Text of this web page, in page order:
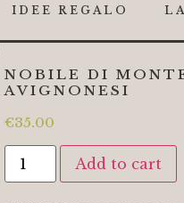
IDEE REGALO
NOBILE DI
AVIGNONESI
€35.00
Add to cart